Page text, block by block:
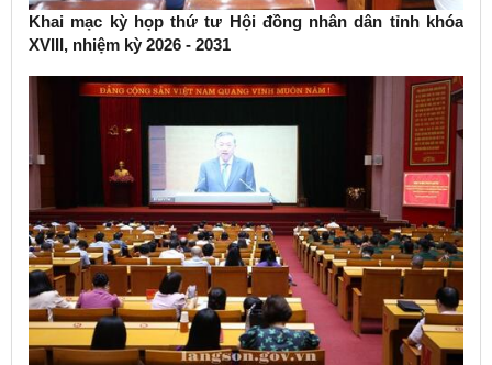
Khai mạc kỳ họp thứ tư Hội đồng nhân dân tỉnh khóa
XVIII, nhiệm kỳ 2026 - 2031